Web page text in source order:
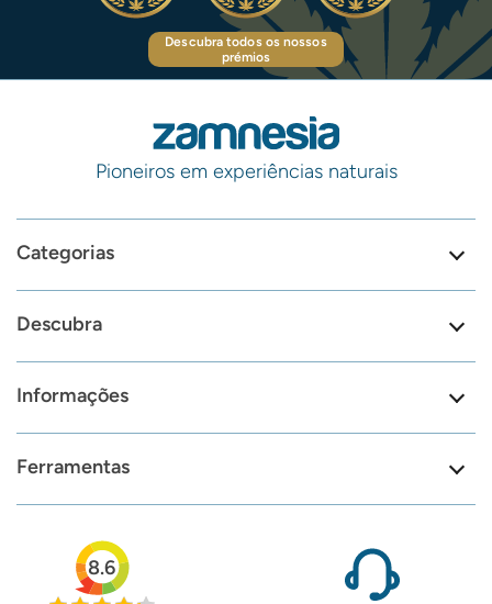
Descubra todos os nossos
prémios
Pioneiros em experiências naturais
Categorias
Descubra
Informações
Ferramentas
8.6